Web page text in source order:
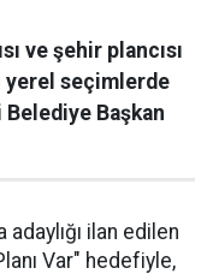
ve şehir plancısı
yerel seçimlerde
Başkan
ilan edilen
Var" hedefiyle,